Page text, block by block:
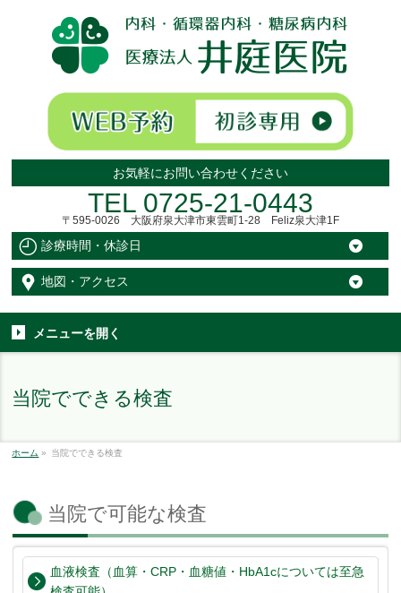
お気軽にお問い合わせください
TEL 0725-21-0443
〒595-0026 大阪府泉大津市東雲町1-28 Feliz泉大津1F
診療時間・休診日
地図・アクセス
メニューを開く
当院でできる検査
ホーム » 当院でできる検査
当院で可能な検査
血液検査（血算・CRP・血糖値・HbA1cについては至急